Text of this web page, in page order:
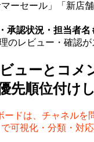
ーセール」「新店
承認状況・担当者名
レビュー・確認が
ューとコメ
先順位付け
ードは、チャネルを
可視化・分類・対